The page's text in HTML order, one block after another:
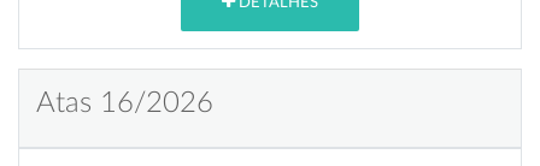
DETALHES
Atas 16/2026